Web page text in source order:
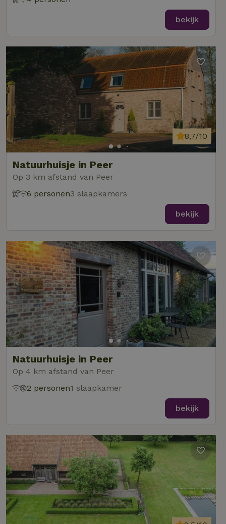
bekijk
Natuurhuisje in Peer
Op 3 km afstand van Peer
8,7/10
6 personen3 slaapkamers
bekijk
Natuurhuisje in Peer
Op 4 km afstand van Peer
2 personen1 slaapkamer
bekijk